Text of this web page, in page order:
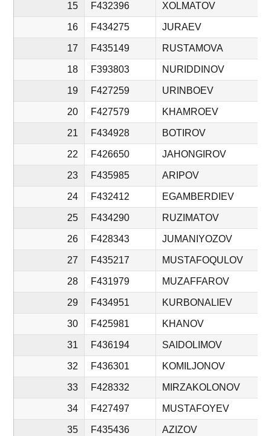
15 F432396 XOLMATOV
16 F434275 JURAEV
17 F435149 RUSTAMOVA
18 F393803 NURIDDINOV
19 F427259 URINBOEV
20 F427579 KHAMROEV
21 F434928 BOTIROV
22 F426650 JAHONGIROV
23 F435985 ARIPOV
24 F432412 EGAMBERDIEV
25 F434290 RUZIMATOV
26 F428343 JUMANIYOZOV
27 F435217 MUSTAFOQULOV
28 F431979 MUZAFFAROV
29 F434951 KURBONALIEV
30 F425981 KHANOV
31 F436194 SAIDOLIMOV
32 F436301 KOMILJONOV
33 F428332 MIRZAKOLONOV
34 F427497 MUSTAFOYEV
35 F435436 AZIZOV